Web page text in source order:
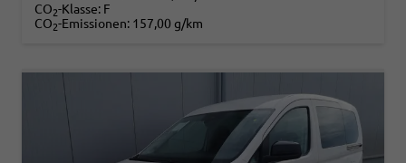
CO2-Klasse: F
CO2-Emissionen: 157,00 g/km